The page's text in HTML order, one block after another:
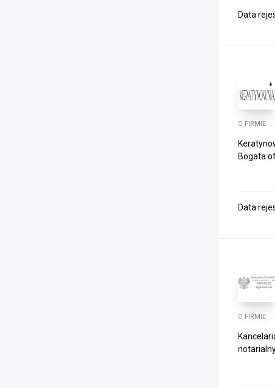
Data
O FIRMIE
Bogata
Data
O FIRMIE